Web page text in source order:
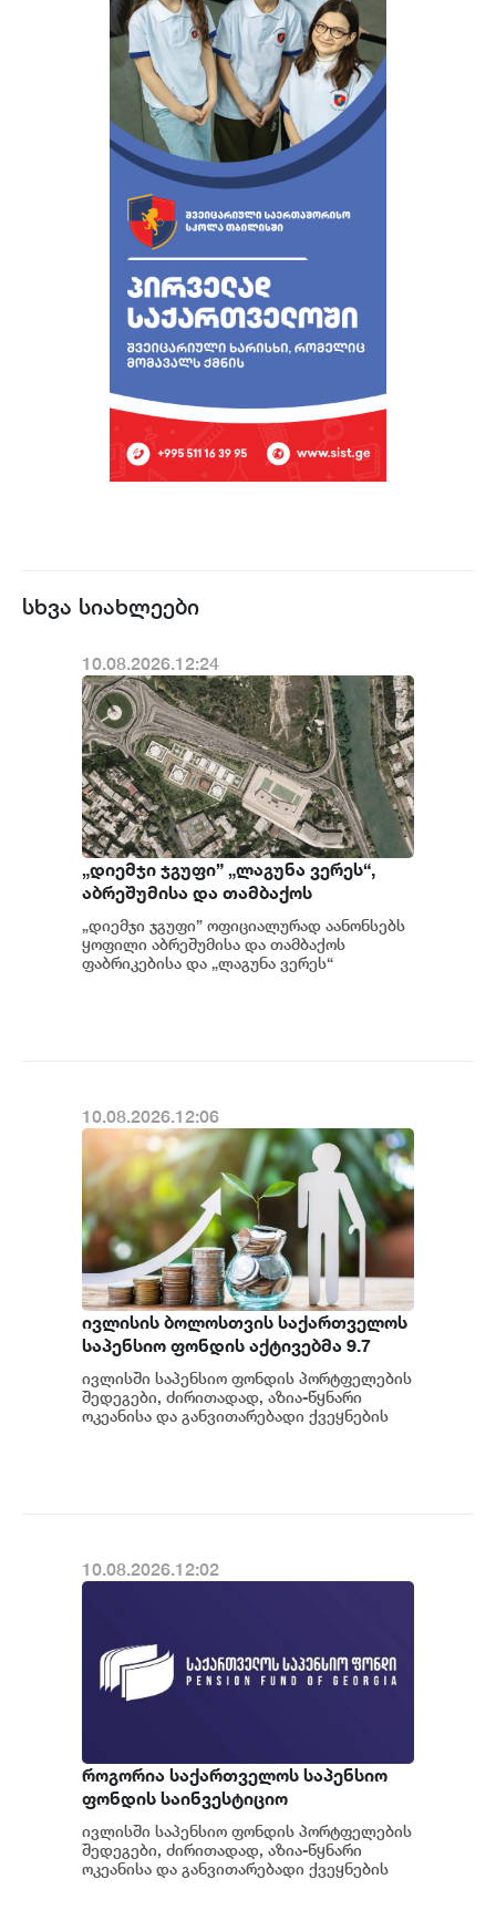
სხვა სიახლეები
10.08.2026.12:24
„დიემჯი ჯგუფი” „ლაგუნა ვერეს“,
აბრეშუმისა და თამბაქოს
ფაბრიკების ტერიტორიის
განვითარების ახალ ეტაპს იწყებს
„დიემჯი ჯგუფი” ოფიციალურად აანონსებს
ყოფილი აბრეშუმისა და თამბაქოს
ფაბრიკებისა და „ლაგუნა ვერეს“
10.08.2026.12:06
ივლისის ბოლოსთვის საქართველოს
საპენსიო ფონდის აქტივებმა 9.7
მილიარდ ლარს მიაღწია -
სტატისტიკა
ივლისში საპენსიო ფონდის პორტფელების
შედეგები, ძირითადად, აზია-წყნარი
ოკეანისა და განვითარებადი ქვეყნების
10.08.2026.12:02
როგორია საქართველოს საპენსიო
ფონდის საინვესტიციო
პორტფელების 2026 წლის ივლისის
თვის შედეგები
ივლისში საპენსიო ფონდის პორტფელების
შედეგები, ძირითადად, აზია-წყნარი
ოკეანისა და განვითარებადი ქვეყნების